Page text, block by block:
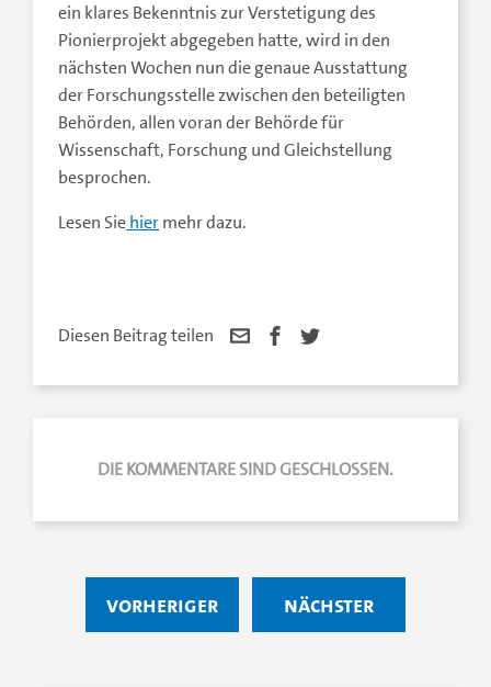
ein klares Bekenntnis zur Verstetigung des
Pionierprojekt abgegeben hatte, wird in den
nächsten Wochen nun die genaue Ausstattung
der Forschungsstelle zwischen den beteiligten
Behörden, allen voran der Behörde für
Wissenschaft, Forschung und Gleichstellung
besprochen.
Lesen Siehiermehr dazu.
Diesen Beitrag teilen
DIE KOMMENTARE SIND GESCHLOSSEN.
vorheriger nächster